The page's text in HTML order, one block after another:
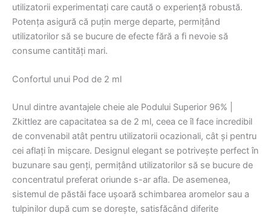
utilizatorii experimentați care caută o experiență robustă.
Potența asigură că puțin merge departe, permițând
utilizatorilor să se bucure de efecte fără a fi nevoie să
consume cantități mari.
Confortul unui Pod de 2 ml
Unul dintre avantajele cheie ale Podului Superior 96% |
Zkittlez are capacitatea sa de 2 ml, ceea ce îl face incredibil
de convenabil atât pentru utilizatorii ocazionali, cât și pentru
cei aflați în mișcare. Designul elegant se potrivește perfect în
buzunare sau genți, permițând utilizatorilor să se bucure de
concentratul preferat oriunde s-ar afla. De asemenea,
sistemul de păstăi face ușoară schimbarea aromelor sau a
tulpinilor după cum se dorește, satisfăcând diferite